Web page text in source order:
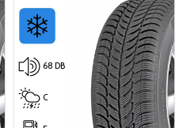
68 DB
C